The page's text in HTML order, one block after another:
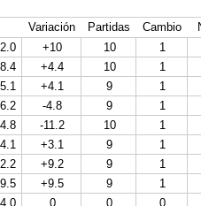
Variación Partidas Cambio
+10 10
1
+4.4 10
1
+4.1 9
1
-4.8 9
1
-11.2 10
1
+3.1 9
1
+9.2 9
1
+9.5 9
1
0 0 0